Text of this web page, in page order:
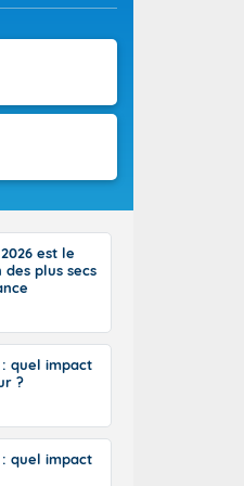
est le
plus secs
quel impact
?
quel impact